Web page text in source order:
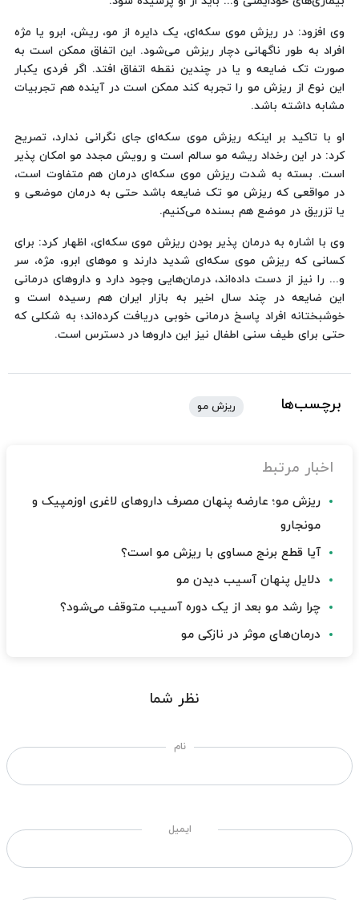
وی افزود: در ریزش موی سکه‌ای، یک دایره از مو، ریش، ابرو یا مژه
افراد به طور ناگهانی دچار ریزش می‌شود. این اتفاق ممکن است به
صورت تک ضایعه و یا در چندین نقطه اتفاق افتد. اگر فردی یکبار
این نوع از ریزش مو را تجربه کند ممکن است در آینده هم تجربیات
مشابه داشته باشد.
او با تاکید بر اینکه ریزش موی سکه‌ای جای نگرانی ندارد، تصریح
کرد: در این رخداد ریشه مو سالم است و رویش مجدد مو امکان پذیر
است. بسته به شدت ریزش موی سکه‌ای درمان هم متفاوت است،
در مواقعی که ریزش مو تک ضایعه باشد حتی به درمان موضعی و
یا تزریق در موضع هم بسنده می‌کنیم.
وی با اشاره به درمان پذیر بودن ریزش موی سکه‌ای، اظهار کرد: برای
کسانی که ریزش موی سکه‌ای شدید دارند و موهای ابرو، مژه، سر
و... را نیز از دست داده‌اند، درمان‌هایی وجود دارد و داروهای درمانی
این ضایعه در چند سال اخیر به بازار ایران هم رسیده است و
خوشبختانه افراد پاسخ درمانی خوبی دریافت کرده‌اند؛ به شکلی که
حتی برای طیف سنی اطفال نیز این داروها در دسترس است.
برچسب‌ها ریزش مو
اخبار مرتبط
ریزش مو؛ عارضه پنهان مصرف داروهای لاغری اوزمپیک و
مونجارو
آیا قطع برنج مساوی با ریزش مو است؟
دلایل پنهان آسیب دیدن مو
چرا رشد مو بعد از یک دوره آسیب متوقف می‌شود؟
درمان‌های موثر در نازکی مو
نظر شما
نام
ایمیل